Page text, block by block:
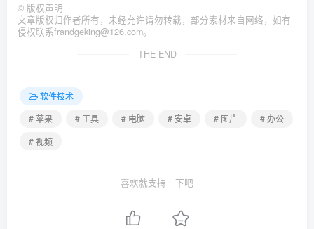
© 版权声明
文章版权归作者所有，未经允许请勿转载，部分素材来自网络，如有
侵权联系frandgeking@126.com。
THE END
软件技术
# 苹果
# 工具 # 电脑 # 安卓 # 图片
# 办公
# 视频
喜欢就支持一下吧